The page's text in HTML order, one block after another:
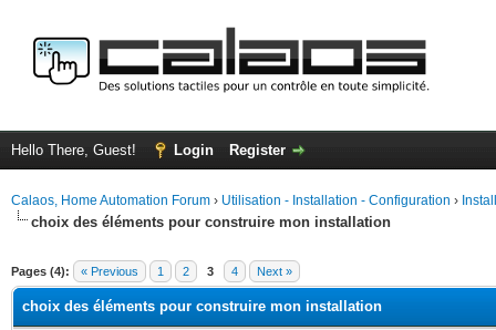
Hello There, Guest! Login Register
Calaos, Home Automation Forum › Utilisation - Installation - Configuration ›
choix des éléments pour construire mon installation
Pages (4): « Previous 1 2 3 4 Next »
choix des éléments pour construire mon installation